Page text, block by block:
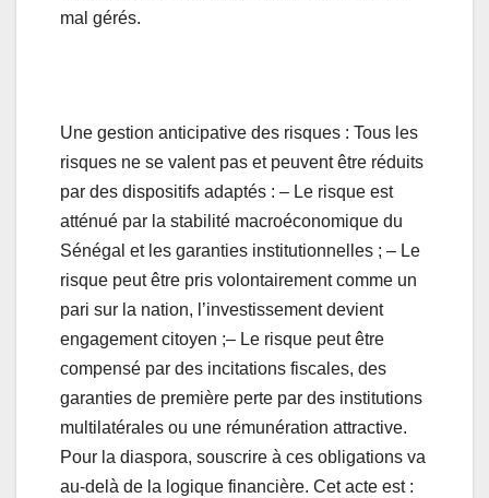
mal gérés.
Une gestion anticipative des risques : Tous les
risques ne se valent pas et peuvent être réduits
par des dispositifs adaptés : – Le risque est
atténué par la stabilité macroéconomique du
Sénégal et les garanties institutionnelles ; – Le
risque peut être pris volontairement comme un
pari sur la nation, l’investissement devient
engagement citoyen ;– Le risque peut être
compensé par des incitations fiscales, des
garanties de première perte par des institutions
multilatérales ou une rémunération attractive.
Pour la diaspora, souscrire à ces obligations va
au-delà de la logique financière. Cet acte est :